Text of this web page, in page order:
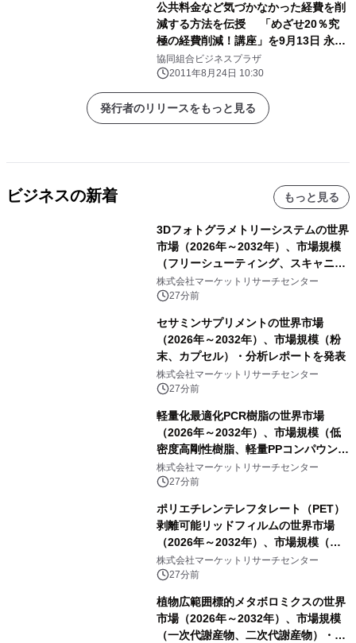
公共料金など気づかなかった経費を削
減する方法を伝授 「めざせ20％究
極の経費削減！講座」を9月13日 永田
町にて開催
協同組合ビジネスプラザ
2011年8月24日 10:30
発行者のリリースをもっと見る
ビジネスの新着 もっと見る
3Dフォトグラメトリーシステムの世界
市場（2026年～2032年）、市場規模
（フリーシューティング、スキャニン
グ、その他）・分析レポートを発表
株式会社マーケットリサーチセンター
27分前
セサミンサプリメントの世界市場
（2026年～2032年）、市場規模（粉
末、カプセル）・分析レポートを発表
株式会社マーケットリサーチセンター
27分前
軽量化最適化PCR樹脂の世界市場
（2026年～2032年）、市場規模（低
密度高剛性樹脂、軽量PPコンパウン
ド、強化軽量ブレンド、軽量PCR
PA、その他）・分析レポートを発表
株式会社マーケットリサーチセンター
27分前
ポリエチレンテレフタレート（PET）
剥離可能リッドフィルムの世界市場
（2026年～2032年）、市場規模（ヒ
ートシールタイプ、コールドシールタ
イプ、粘着タイプ）・分析レポートを
発表
株式会社マーケットリサーチセンター
27分前
植物広範囲標的メタボロミクスの世界
市場（2026年～2032年）、市場規模
（一次代謝産物、二次代謝産物）・分